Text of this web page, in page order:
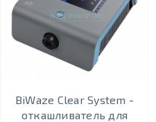
BiWaze Clear System -
откашливатель для